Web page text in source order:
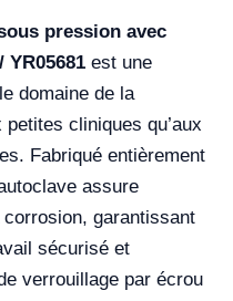
pression avec
YR05681 est une
domaine de la
cliniques qu’aux
Fabriqué entièrement
assure
garantissant
sécurisé et
verrouillage par écrou